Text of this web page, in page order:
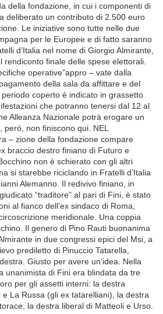
della fondazione, in cui i componenti di
deliberato un contributo di 2.500 euro
Le iniziative sono tutte nelle due
per le Europee e di fatto saranno
d’Italia nel nome di Giorgio Almirante,
rendiconto finale delle spese elettorali.
operative”appro – vate dalla
della sala da affittare e del
coperto è indicato in grassetto
che potranno tenersi dal 12 al
Alleanza Nazionale potrà erogare un
però, non finiscono qui. NEL
– zione della fondazione compare
braccio destro finiano di Futuro e
non è schierato con gli altri
si starebbe riciclando in Fratelli d’Italia
Alemanno. Il redivivo finiano, in
“traditore” al pari di Fini, è stato
al fianco dell’ex sindaco di Roma,
meridionale. Una coppia
Il genero di Pino Rauti buonanima
in due congressi epici del Msi, a
prediletto di Pinuccio Tatarella,
Giusto per avere un’idea. Nella
unanimista di Fini era blindata da tre
per gli assetti interni: la destra
La Russa (gli ex tatarelliani), la destra
la destra liberal di Matteoli e Urso.